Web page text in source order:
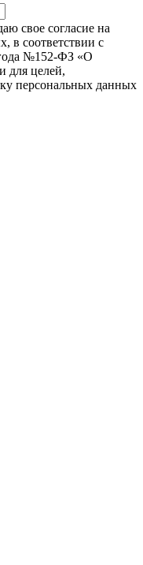
свое согласие на
в соответствии с
№152-ФЗ «О
для целей,
персональных данных